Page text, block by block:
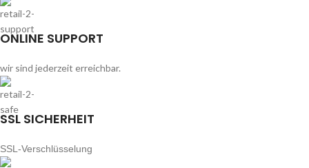
ONLINE SUPPORT
wir sind jederzeit erreichbar.
SSL SICHERHEIT
SSL-Verschlüsselung